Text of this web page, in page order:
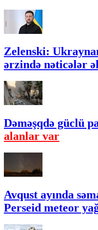
Zelenski:
ərzində nəticələr
Dəməşqdə güclü
alanlar var
Avqust ayında
Perseid meteor